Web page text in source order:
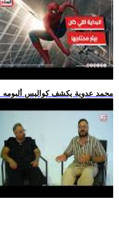
.. محمد عدوية يكشف كواليس